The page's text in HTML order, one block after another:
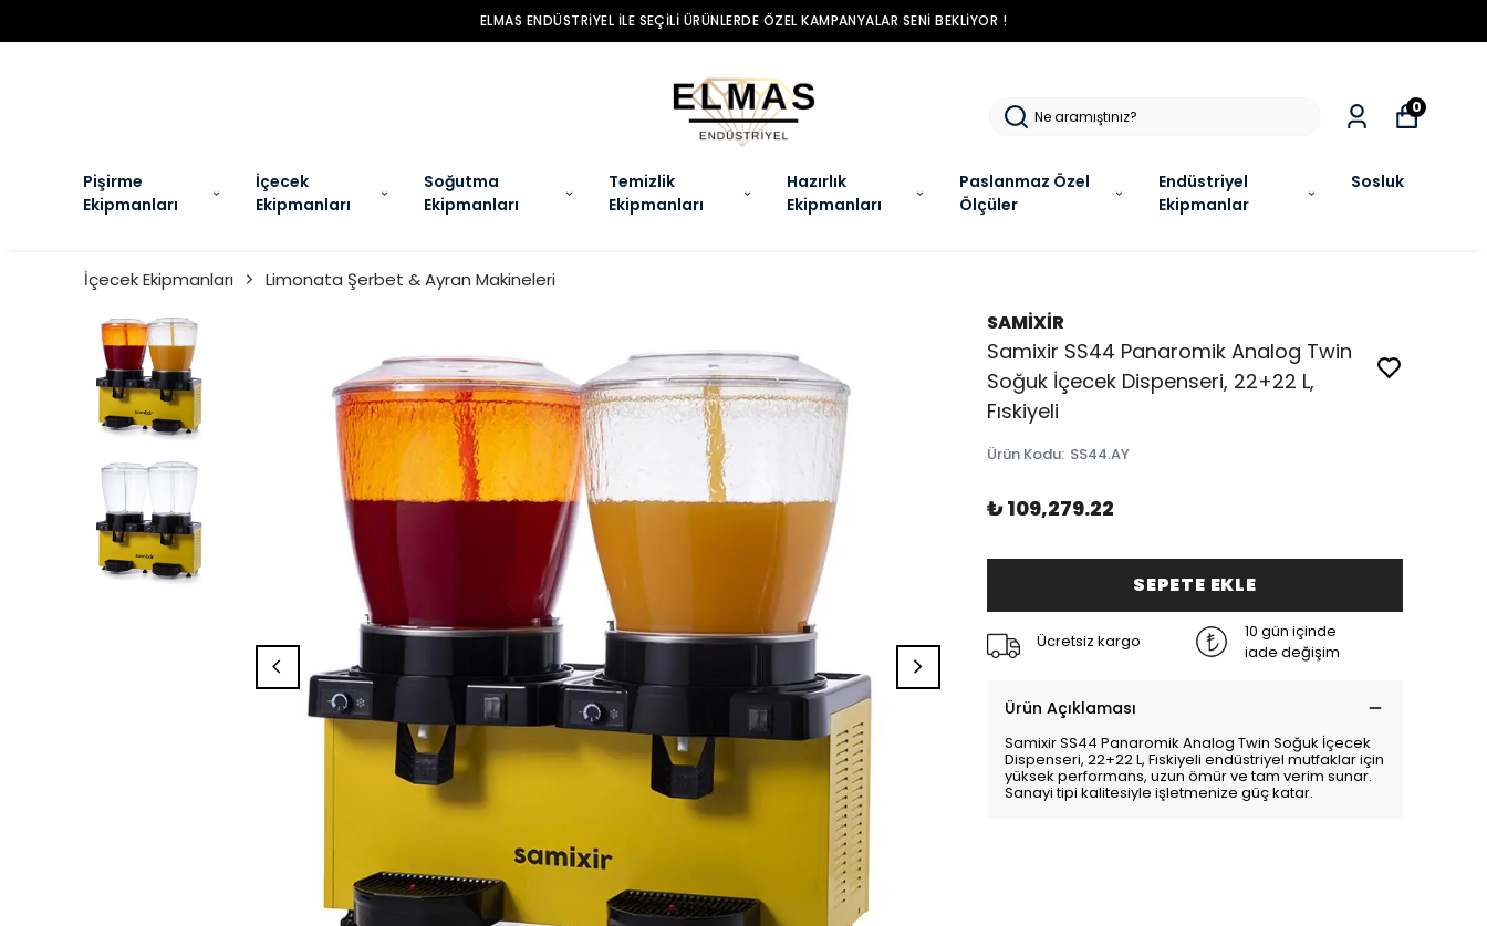
ELMAS ENDÜSTRIYEL ILE SEÇILI ÜRÜNLERDE ÖZEL KAMPANYALAR SENI BEKLIYOR !
Pişirme
Ekipmanları
İçecek
Ekipmanları
Soğutma
Ekipmanları
Temizlik
Ekipmanları
Hazırlık
Ekipmanları
Paslanmaz Özel
Ölçüler
Endüstriyel
Ekipmanlar
Sosluk
0
İçecek Ekipmanları Limonata Şerbet & Ayran Makineleri
SAMİXİR
Samixir SS44 Panaromik Analog Twin
Soğuk İçecek Dispenseri, 22+22 L,
Fıskiyeli
Ürün Kodu: SS44.AY
₺ 109,279.22
SEPETE EKLE
Ücretsiz kargo
10 gün içinde
iade değişim
Ürün Açıklaması
Samixir SS44 Panaromik Analog Twin Soğuk İçecek
Dispenseri, 22+22 L, Fıskiyeli endüstriyel mutfaklar için
yüksek performans, uzun ömür ve tam verim sunar.
Sanayi tipi kalitesiyle işletmenize güç katar.